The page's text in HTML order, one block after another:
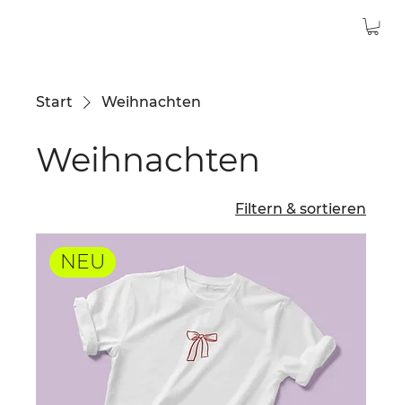
Start Weihnachten
Weihnachten
Filtern & sortieren
NEU